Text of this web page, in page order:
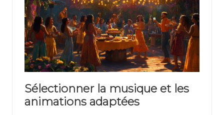
Sélectionner la musique et les
animations adaptées